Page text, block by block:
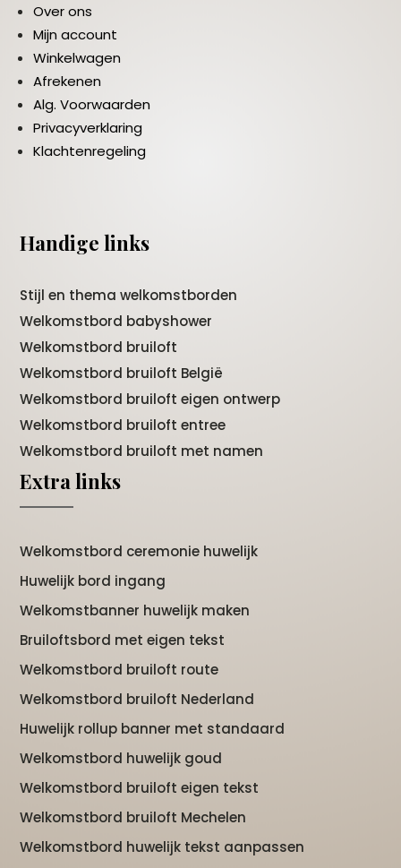
Over ons
Mijn account
Winkelwagen
Afrekenen
Alg. Voorwaarden
Privacyverklaring
Klachtenregeling
Handige links
Stijl en thema welkomstborden
Welkomstbord babyshower
Welkomstbord bruiloft
Welkomstbord bruiloft België
Welkomstbord bruiloft eigen ontwerp
Welkomstbord bruiloft entree
Welkomstbord bruiloft met namen
Extra links
Welkomstbord ceremonie huwelijk
Huwelijk bord ingang
Welkomstbanner huwelijk maken
Bruiloftsbord met eigen tekst
Welkomstbord bruiloft route
Welkomstbord bruiloft Nederland
Huwelijk rollup banner met standaard
Welkomstbord huwelijk goud
Welkomstbord bruiloft eigen tekst
Welkomstbord bruiloft Mechelen
Welkomstbord huwelijk tekst aanpassen